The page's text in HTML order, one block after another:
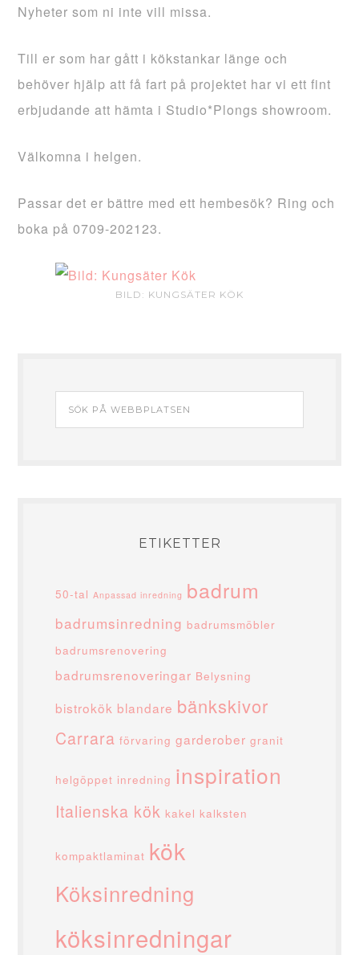
Nyheter som ni inte vill missa.
Till er som har gått i kökstankar länge och
behöver hjälp att få fart på projektet har vi ett fint
erbjudande att hämta i Studio*Plongs showroom.
Välkomna i helgen.
Passar det er bättre med ett hembesök? Ring och
boka på 0709-202123.
BILD: KUNGSÄTER KÖK
ETIKETTER
50-tal Anpassad inredning badrum
badrumsinredning badrumsmöbler
badrumsrenovering
badrumsrenoveringar Belysning
bistrokök blandare bänkskivor
Carrara förvaring garderober granit
helgöppet inredning inspiration
Italienska kök kakel kalksten
kompaktlaminat kök
Köksinredning
köksinredningar